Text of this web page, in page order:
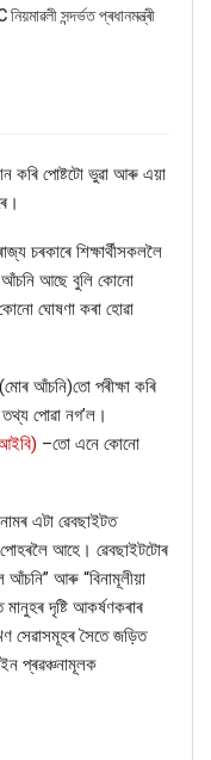
সন্দৰ্ভত প্ৰধানমন্ত্ৰী
কৰি পোষ্টটো ভুৱা আৰু এয়া
চৰকাৰে শিক্ষাৰ্থীসকললৈ
আঁচনি আছে বুলি কোনো
ঘোষণা কৰা হোৱা
(মোৰ আঁচনি)তো পৰীক্ষা কৰি
পোৱা নগ’ল।
) –তো এনে কোনো
নামৰ এটা ৱেবছাইটত
আহে। ৱেবছাইটটোৰ
আঁচনি” আৰু “বিনামূলীয়া
দৃষ্টি আকৰ্ষণকৰাৰ
সেৱাসমূহৰ সৈতে জড়িত
প্ৰৱঞ্চনামূলক